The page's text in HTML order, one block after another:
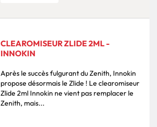
CLEAROMISEUR ZLIDE 2ML -
INNOKIN
Après le succès fulgurant du Zenith, Innokin
propose désormais le Zlide ! Le clearomiseur
Zlide 2ml Innokin ne vient pas remplacer le
Zenith, mais...